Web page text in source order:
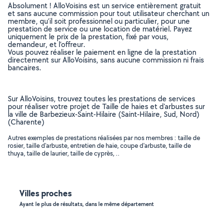
Absolument ! AlloVoisins est un service entièrement gratuit
et sans aucune commission pour tout utilisateur cherchant un
membre, qu’il soit professionnel ou particulier, pour une
prestation de service ou une location de matériel. Payez
uniquement le prix de la prestation, fixé par vous,
demandeur, et l’offreur.
Vous pouvez réaliser le paiement en ligne de la prestation
directement sur AlloVoisins, sans aucune commission ni frais
bancaires.
Sur AlloVoisins, trouvez toutes les prestations de services
pour réaliser votre projet de Taille de haies et d'arbustes sur
la ville de Barbezieux-Saint-Hilaire (Saint-Hilaire, Sud, Nord)
(Charente)
Autres exemples de prestations réalisées par nos membres : taille de
rosier, taille d'arbuste, entretien de haie, coupe d'arbuste, taille de
thuya, taille de laurier, taille de cyprès, ..
Villes proches
Ayant le plus de résultats, dans le même département